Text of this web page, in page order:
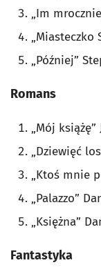
„Im
„Miasteczko
„Później”
Romans
„Mój
„Dziewięć
„Ktoś mnie
„Palazzo”
„Księżna”
Fantastyka